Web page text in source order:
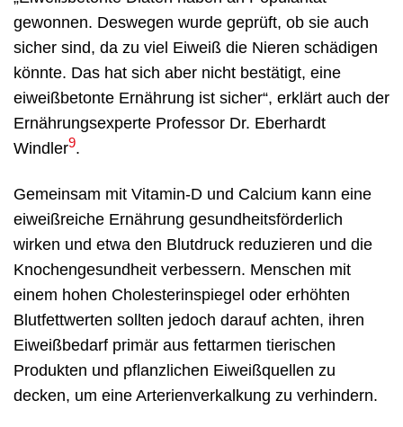
gewonnen. Deswegen wurde geprüft, ob sie auch
sicher sind, da zu viel Eiweiß die Nieren schädigen
könnte. Das hat sich aber nicht bestätigt, eine
eiweißbetonte Ernährung ist sicher“, erklärt auch der
Ernährungsexperte Professor Dr. Eberhardt
Windler9.
Gemeinsam mit Vitamin-D und Calcium kann eine
eiweißreiche Ernährung gesundheitsförderlich
wirken und etwa den Blutdruck reduzieren und die
Knochengesundheit verbessern. Menschen mit
einem hohen Cholesterinspiegel oder erhöhten
Blutfettwerten sollten jedoch darauf achten, ihren
Eiweißbedarf primär aus fettarmen tierischen
Produkten und pflanzlichen Eiweißquellen zu
decken, um eine Arterienverkalkung zu verhindern.